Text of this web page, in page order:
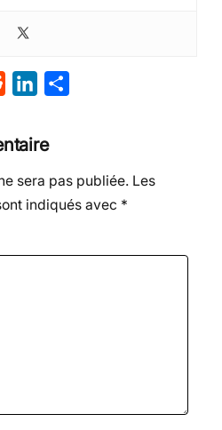
i
t
e
d
n
a
g
r
sera pas publiée. Les
indiqués avec *